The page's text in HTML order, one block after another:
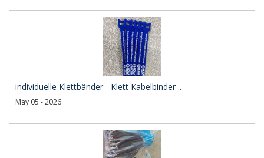
individuelle Klettbänder - Klett Kabelbinder ..
May 05 - 2026